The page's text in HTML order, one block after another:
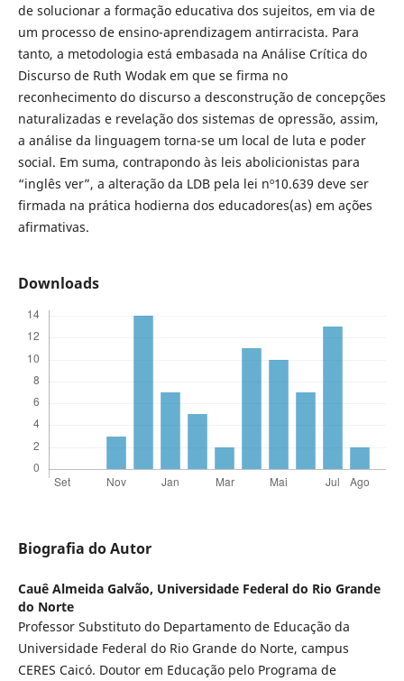
de solucionar a formação educativa dos sujeitos, em via de
um processo de ensino-aprendizagem antirracista. Para
tanto, a metodologia está embasada na Análise Crítica do
Discurso de Ruth Wodak em que se firma no
reconhecimento do discurso a desconstrução de concepções
naturalizadas e revelação dos sistemas de opressão, assim,
a análise da linguagem torna-se um local de luta e poder
social. Em suma, contrapondo às leis abolicionistas para
“inglês ver”, a alteração da LDB pela lei nº10.639 deve ser
firmada na prática hodierna dos educadores(as) em ações
afirmativas.
Downloads
Biografia do Autor
Cauê Almeida Galvão, Universidade Federal do Rio Grande
do Norte
Professor Substituto do Departamento de Educação da
Universidade Federal do Rio Grande do Norte, campus
CERES Caicó. Doutor em Educação pelo Programa de